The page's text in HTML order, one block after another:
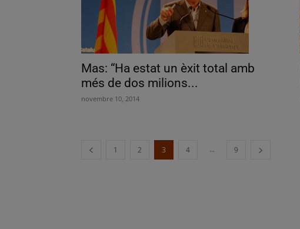
Mas: “Ha estat un èxit total amb
més de dos milions...
novembre 10, 2014
1 2 3 4 ... 9